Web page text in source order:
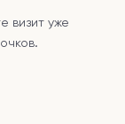
визит уже